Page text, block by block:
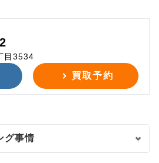
目3534
買取予約
グ事情